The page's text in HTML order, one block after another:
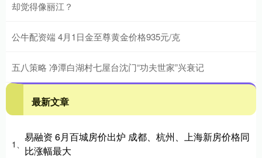
却觉得像丽江？
公牛配资端 4月1日金至尊黄金价格935元/克
五八策略 净潭白湖村七屋台沈门“功夫世家”兴衰记
最新文章
1、
易融资 6月百城房价出炉 成都、杭州、上海新房价格同
比涨幅最大